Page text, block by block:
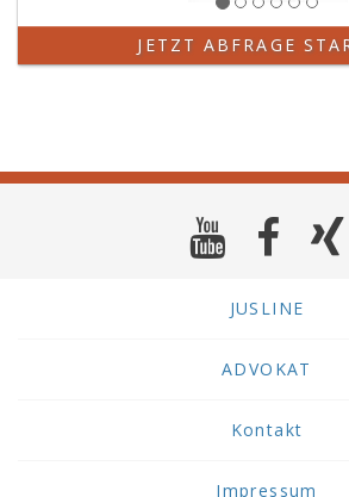
JETZT ABFRAGE
JUSLINE
ADVOKAT
Kontakt
Impressum